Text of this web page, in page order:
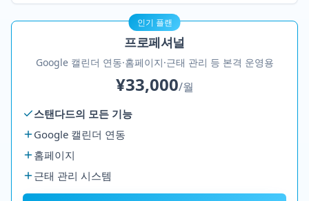
인기 플랜
프로페셔널
Google 캘린더 연동·홈페이지·근태 관리 등 본격 운영용
¥33,000/월
스탠다드의 모든 기능
Google 캘린더 연동
홈페이지
근태 관리 시스템